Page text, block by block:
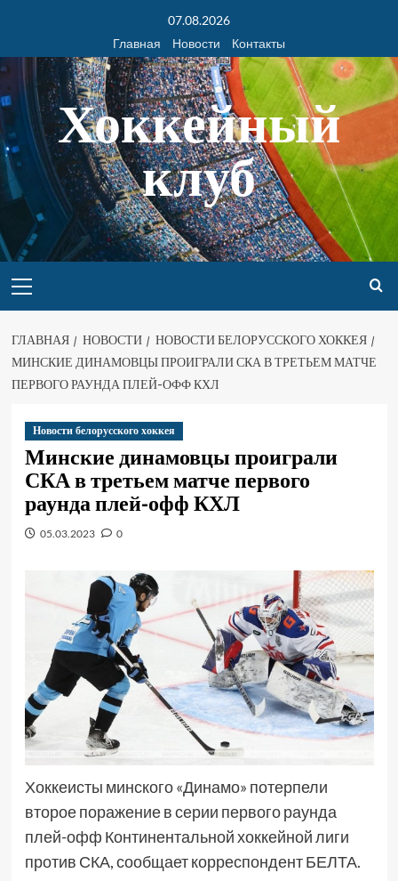
07.08.2026
Главная
Новости Контакты
Хоккейный
клуб
ГЛАВНАЯ НОВОСТИ
НОВОСТИ БЕЛОРУССКОГО ХОККЕЯ
МИНСКИЕ ДИНАМОВЦЫ ПРОИГРАЛИ СКА В ТРЕТЬЕМ МАТЧЕ
ПЕРВОГО РАУНДА ПЛЕЙ-ОФФ КХЛ
Новости белорусского хоккея
Минские динамовцы проиграли
СКА в третьем матче первого
раунда плей-офф КХЛ
05.03.2023 0
Хоккеисты минского «Динамо» потерпели
второе поражение в серии первого раунда
плей-офф Континентальной хоккейной лиги
против СКА, сообщает корреспондент БЕЛТА.